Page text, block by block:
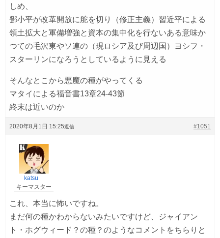
しめ、
鄧小平が改革開放に舵を切り（修正主義）習近平による
領土拡大と軍備増強と資本の集中化を行ないある意味か
つての毛沢東やソ連の（現ロシア及び周辺国）ヨシフ・
スターリンになろうとしているように見える
そんなとこから悪魔の種がやってくる
マタイによる福音書13章24-43節
終末は近いのか
2020年8月1日 15:25 #1051
返信
katsu
キーマスター
これ、本当に怖いですね。
まだ何の種かわからないみたいですけど、ジャイアン
ト・ホグウィード？の種？のようなコメントをちらりと